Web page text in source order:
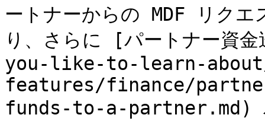
ートナーからの MDF リクエ
り、さらに [パートナー
you-like-to-learn-
features/finance/
funds-to-a-partner.md) パ